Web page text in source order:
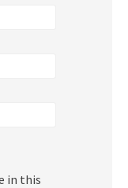
in this